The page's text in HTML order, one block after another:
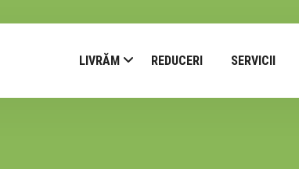
LIVRĂM REDUCERI SERVICII